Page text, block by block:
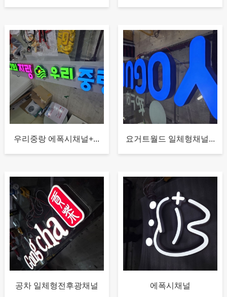
우리중랑 에폭시채널+... 요거트월드 일체형채널...
공차 일체형전후광채널 에폭시채널